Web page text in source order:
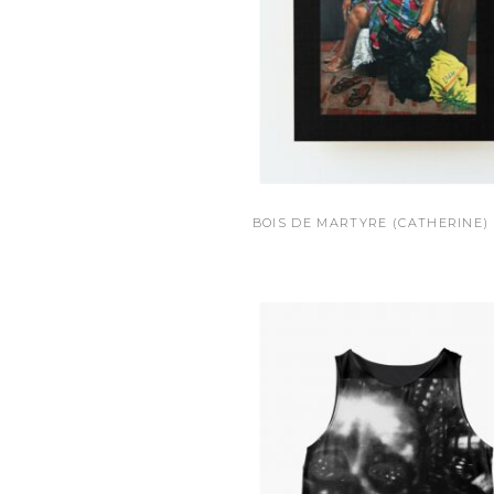
BOIS DE MARTYRE (CATHERINE)